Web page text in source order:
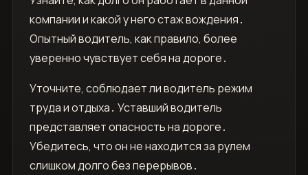
компании и какой у него стаж вождения․
Опытный водитель, как правило, более
уверенно чувствует себя на дороге․
Уточните, соблюдает ли водитель режим
труда и отдыха․ Уставший водитель
представляет опасность на дороге․
Убедитесь, что он не находится за рулем
слишком долго без перерывов․